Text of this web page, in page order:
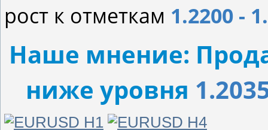
рост к отметкам 1.2200 -
Наше мнение:
ниже уровня